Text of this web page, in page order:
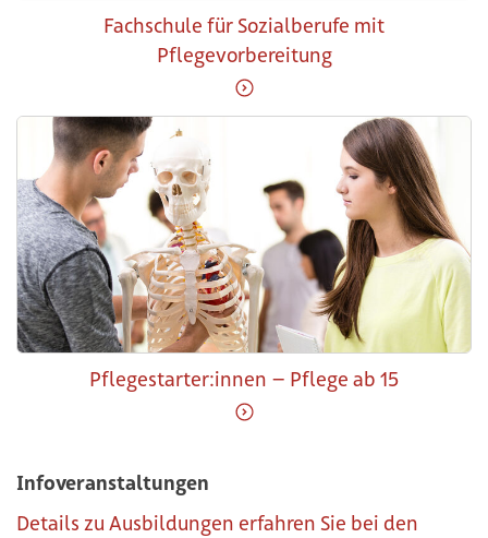
Fachschule für Sozialberufe mit
Pflegevorbereitung
Weiter zu Fachschule für
Pflegestarter:innen – Pflege ab 15
Infoveranstaltungen
Details zu Ausbildungen erfahren Sie bei den